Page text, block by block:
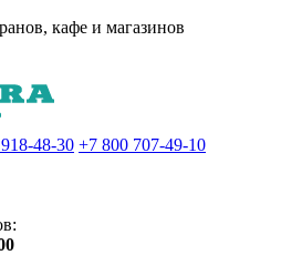
кафе и магазинов
918-48-30 +7 800 707-49-10